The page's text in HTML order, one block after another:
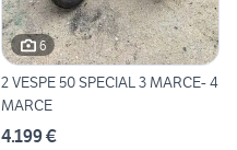
6
2 VESPE 50 SPECIAL 3 MARCE- 4
MARCE
4.199 €